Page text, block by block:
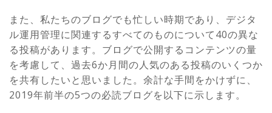
また、私たちのブログでも忙しい時期であり、デジタ
ル運用管理に関連するすべてのものについて40の異な
る投稿があります。ブログで公開するコンテンツの量
を考慮して、過去6か月間の人気のある投稿のいくつか
を共有したいと思いました。余計な手間をかけずに、
2019年前半の5つの必読ブログを以下に示します。